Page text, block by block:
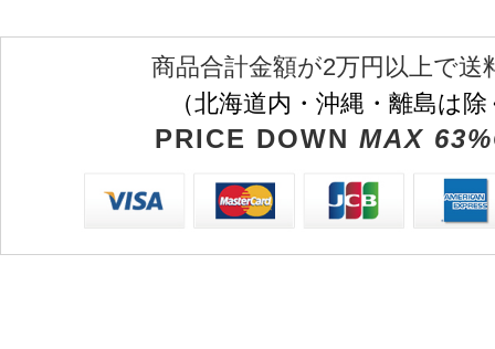
商品合計金額が2万円以上で送
（北海道内・沖縄・離島は
PRICE DOWN MAX